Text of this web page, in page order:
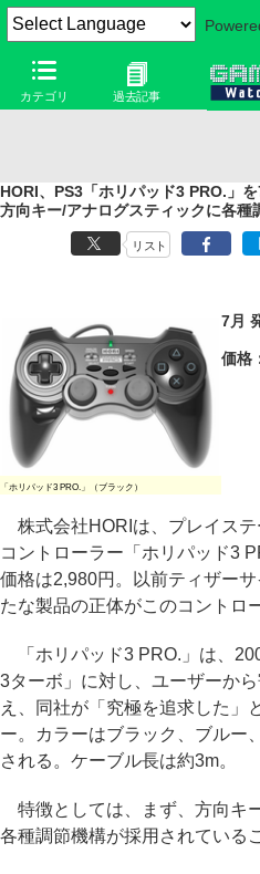
カテゴリ 過去記事
HORI、PS3「ホリパッド3 PRO.」
方向キー/アナログスティックに各種
リスト
「ホリパッド3 PRO.」（ブラック）
7月
価格
株式会社HORIは、プレイス
コントローラー「ホリパッド3
価格は2,980円。以前ティザー
たな製品の正体がこのコントロ
「ホリパッド3 PRO.」は、
3ターボ」に対し、ユーザーか
え、同社が「究極を追求した」
ー。カラーはブラック、ブルー
される。ケーブル長は約3m。
特徴としては、まず、方向キ
各種調節機構が採用されている